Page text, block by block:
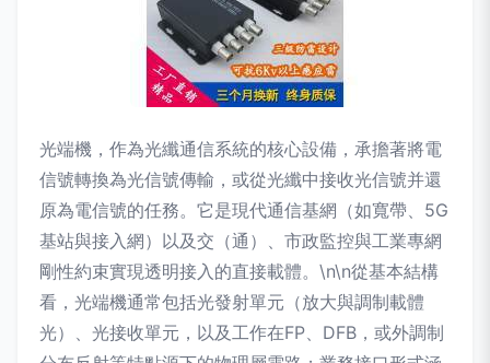
光端機，作為光纖通信系統的核心設備，承擔著將電
信號轉換為光信號傳輸，或從光纖中接收光信號并還
原為電信號的任務。它是現代通信基網（如寬帶、5G
基站與接入網）以及交（通）、市政監控與工業專網
剛性約束實現透明接入的直接載體。\n\n從基本結構
看，光端機通常包括光發射單元（放大與調制載體
光）、光接收單元，以及工作在FP、DFB，或外調制